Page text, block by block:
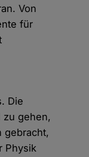
Von
für
Die
zu gehen,
gebracht,
Physik